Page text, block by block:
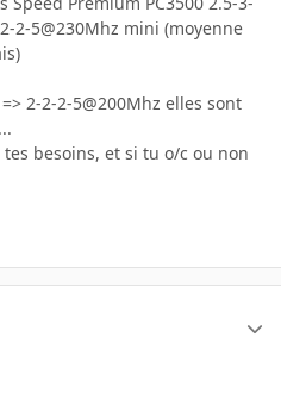
2-5@230Mhz mini (moyenne
2-2-2-5@200Mhz elles sont
besoins, et si tu o/c ou non